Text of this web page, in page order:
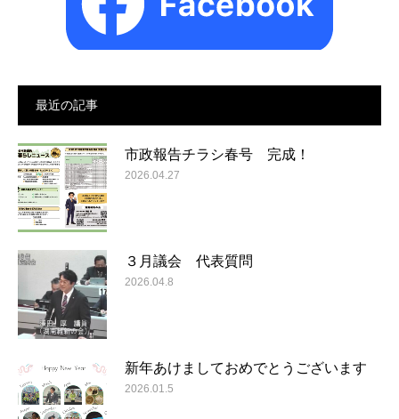
最近の記事
市政報告チラシ春号 完成！
2026.04.27
３月議会 代表質問
2026.04.8
新年あけましておめでとうございます
2026.01.5